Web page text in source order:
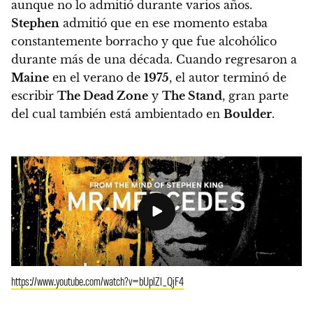
aunque no lo admitió durante varios años.
Stephen admitió que en ese momento estaba
constantemente borracho y que fue alcohólico
durante más de una década. Cuando regresaron a
Maine en el verano de 1975, el autor terminó de
escribir The Dead Zone y The Stand, gran parte
del cual también está ambientado en Boulder.
https://www.youtube.com/watch?v=bUplZl_QjF4